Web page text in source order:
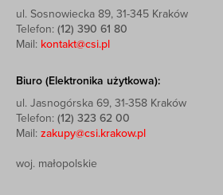
ul. Sosnowiecka 89, 31-345 Kraków
Telefon: (12) 390 61 80
Mail: kontakt@csi.pl
Biuro (Elektronika użytkowa):
ul. Jasnogórska 69, 31-358 Kraków
Telefon: (12) 323 62 00
Mail: zakupy@csi.krakow.pl
woj. małopolskie